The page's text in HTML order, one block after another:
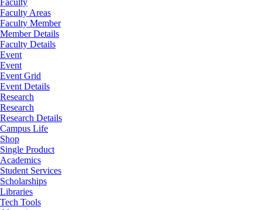
Faculty
Faculty Areas
Faculty Member
Member Details
Faculty Details
Event
Event
Event Grid
Event Details
Research
Research
Research Details
Campus Life
Shop
Single Product
Academics
Student Services
Scholarships
Libraries
Tech Tools
บริการนักศึกษา
คณาจารย์และบุคลากร
บุคคลทั่วไป
ภาษาไทย 🇹🇭